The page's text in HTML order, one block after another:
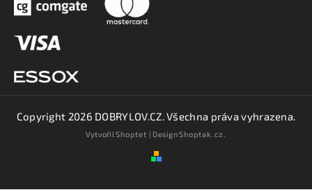
Copyright 2026 DOBRYLOV.CZ. Všechna práva vyhrazena.
VytvořilShoptet | DesignShoptak.cz.